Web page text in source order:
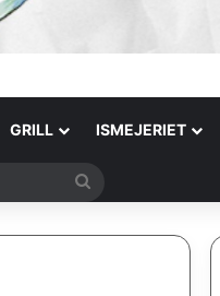
GRILL ISMEJERIET
Søg